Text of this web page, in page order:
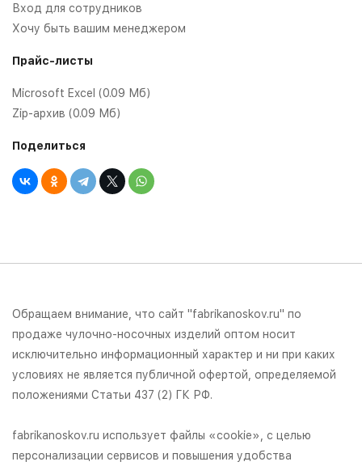
Вход для сотрудников
Хочу быть вашим менеджером
Прайс-листы
Microsoft Excel (0.09 Мб)
Zip-архив (0.09 Мб)
Поделиться
Обращаем внимание, что сайт "fabrikanoskov.ru" по
продаже чулочно-носочных изделий оптом носит
исключительно информационный характер и ни при каких
условиях не является публичной офертой, определяемой
положениями Статьи 437 (2) ГК РФ.
fabrikanoskov.ru использует файлы «cookie», с целью
персонализации сервисов и повышения удобства